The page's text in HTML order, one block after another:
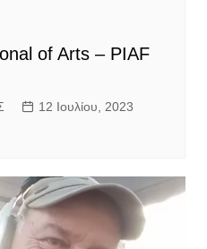
of Arts – PIAF
12 Ιουλίου, 2023